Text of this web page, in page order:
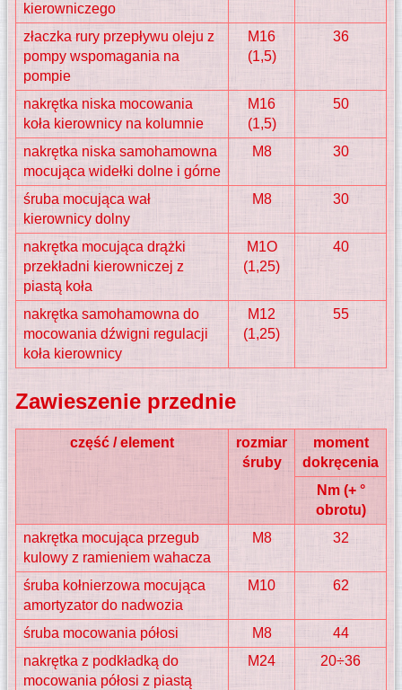
kierowniczego
złaczka rury przepływu oleju z
pompy wspomagania na
pompie
M16
(1,5)
36
nakrętka niska mocowania
koła kierownicy na kolumnie
M16
(1,5)
50
nakrętka niska samohamowna
mocująca widełki dolne i górne
M8 30
śruba mocująca wał
kierownicy dolny
M8 30
nakrętka mocująca drążki
przekładni kierowniczej z
piastą koła
M1O
(1,25)
40
nakrętka samohamowna do
mocowania dźwigni regulacji
koła kierownicy
M12
(1,25)
55
Zawieszenie przednie
część / element
rozmiar
śruby
moment
dokręcenia
Nm (+ °
obrotu)
nakrętka mocująca przegub
kulowy z ramieniem wahacza
M8 32
śruba kołnierzowa mocująca
amortyzator do nadwozia
M10 62
śruba mocowania półosi M8
44
nakrętka z podkładką do
mocowania półosi z piastą
M24 20÷36